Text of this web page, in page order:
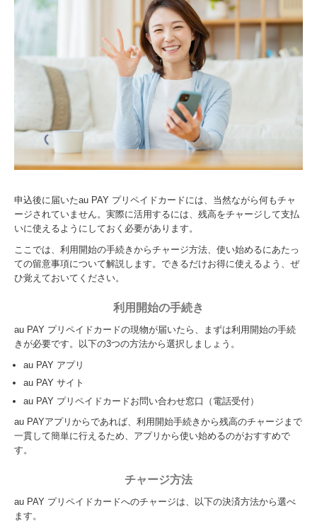
申込後に届いたau PAY プリペイドカードには、当然ながら何もチャ
ージされていません。実際に活用するには、残高をチャージして支払
いに使えるようにしておく必要があります。
ここでは、利用開始の手続きからチャージ方法、使い始めるにあたっ
ての留意事項について解説します。できるだけお得に使えるよう、ぜ
ひ覚えておいてください。
利用開始の手続き
au PAY プリペイドカードの現物が届いたら、まずは利用開始の手続
きが必要です。以下の3つの方法から選択しましょう。
au PAY アプリ
au PAY サイト
au PAY プリペイドカードお問い合わせ窓口（電話受付）
au PAYアプリからであれば、利用開始手続きから残高のチャージまで
一貫して簡単に行えるため、アプリから使い始めるのがおすすめで
す。
チャージ方法
au PAY プリペイドカードへのチャージは、以下の決済方法から選べ
ます。